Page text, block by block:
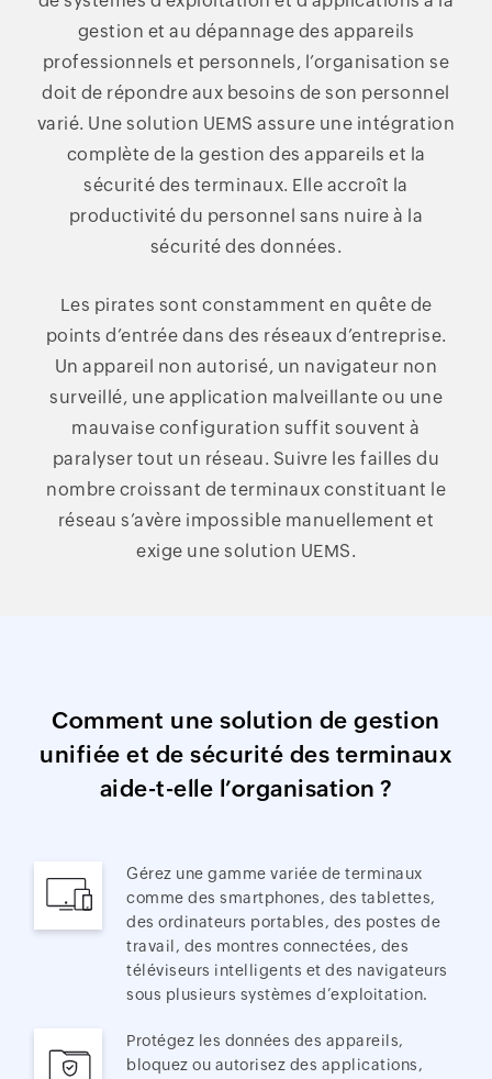
gestion et au dépannage des appareils
professionnels et personnels, l’organisation se
doit de répondre aux besoins de son personnel
varié. Une solution UEMS assure une intégration
complète de la gestion des appareils et la
sécurité des terminaux. Elle accroît la
productivité du personnel sans nuire à la
sécurité des données.
Les pirates sont constamment en quête de
points d’entrée dans des réseaux d’entreprise.
Un appareil non autorisé, un navigateur non
surveillé, une application malveillante ou une
mauvaise configuration suffit souvent à
paralyser tout un réseau. Suivre les failles du
nombre croissant de terminaux constituant le
réseau s’avère impossible manuellement et
exige une solution UEMS.
Comment une solution de gestion
unifiée et de sécurité des terminaux
aide-t-elle l’organisation ?
Gérez une gamme variée de terminaux
comme des smartphones, des tablettes,
des ordinateurs portables, des postes de
travail, des montres connectées, des
téléviseurs intelligents et des navigateurs
sous plusieurs systèmes d’exploitation.
Protégez les données des appareils,
bloquez ou autorisez des applications,